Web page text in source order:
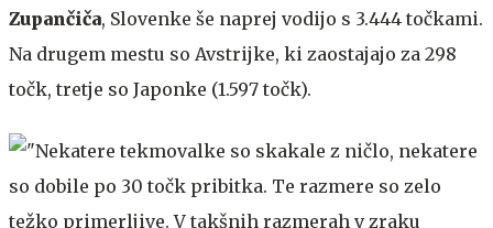
Zupančiča, Slovenke še naprej vodijo s 3.444 točkami.
Na drugem mestu so Avstrijke, ki zaostajajo za 298
točk, tretje so Japonke (1.597 točk).